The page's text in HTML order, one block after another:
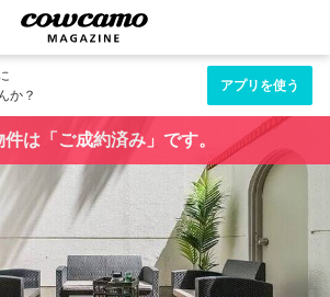
か？
アプリを使う
件は「ご成約済み」です。